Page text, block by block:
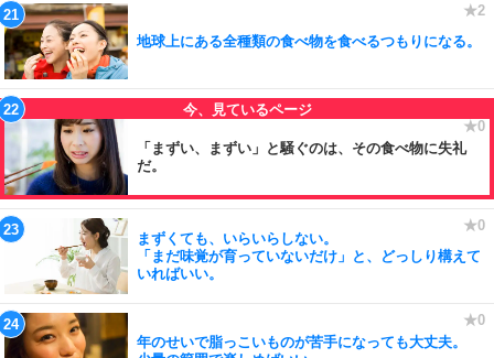
地球上にある全種類の食べ物を食べるつもりになる。
「まずい、まずい」と騒ぐのは、その食べ物に失礼
だ。
まずくても、いらいらしない。
「まだ味覚が育っていないだけ」と、どっしり構えて
いればいい。
年のせいで脂っこいものが苦手になっても大丈夫。